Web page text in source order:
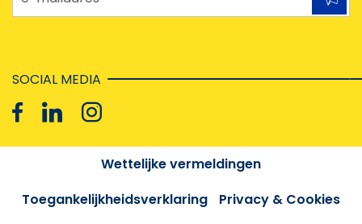
SOCIAL MEDIA
Wettelijke vermeldingen
Toegankelijkheidsverklaring
Privacy & Cookies